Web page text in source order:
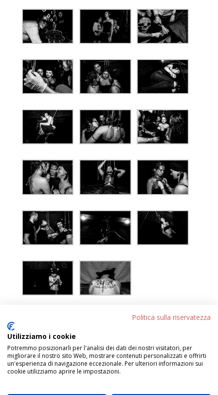
←ALESSANDRA SCOPPETTA
DANIELE VITA – “Bagnanti”
Politica sulla riservatezza
Utilizziamo i cookie
Potremmo posizionarli per l'analisi dei dati dei nostri visitatori, per
migliorare il nostro sito Web, mostrare contenuti personalizzati e offrirti
un'esperienza di navigazione eccezionale. Per ulteriori informazioni sui
cookie utilizziamo aprire le impostazioni.